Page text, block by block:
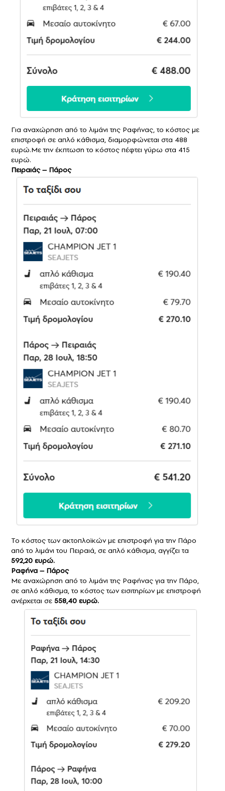
Για αναχώρηση από το λιμάνι της Ραφήνας, το κόστος με
επιστροφή σε απλό κάθισμα, διαμορφώνεται στα 488
ευρώ.Με την έκπτωση το κόστος πέφτει γύρω στα 415
ευρώ.
Πειραιάς – Πάρος
Το κόστος των ακτοπλοϊκών με επιστροφή για την Πάρο
από το λιμάνι του Πειραιά, σε απλό κάθισμα, αγγίζει τα
592,20 ευρώ.
Ραφήνα – Πάρος
Με αναχώρηση από το λιμάνι της Ραφήνας για την Πάρο,
σε απλό κάθισμα, το κόστος των εισιτηρίων με επιστροφή
ανέρχεται σε 558,40 ευρώ.